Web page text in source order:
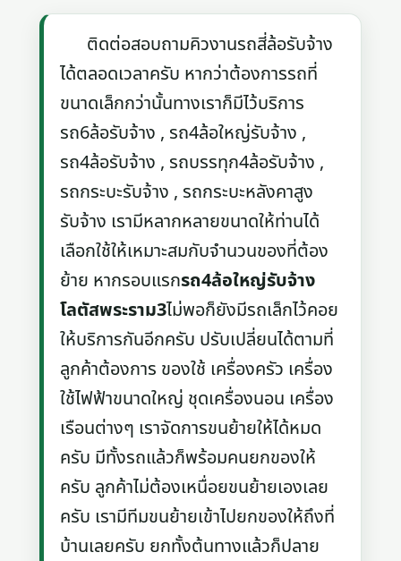
ติดต่อสอบถามคิวงานรถสี่ล้อรับจ้าง
ได้ตลอดเวลาครับ หากว่าต้องการรถที่
ขนาดเล็กกว่านั้นทางเราก็มีไว้บริการ
รถ6ล้อรับจ้าง , รถ4ล้อใหญ่รับจ้าง ,
รถ4ล้อรับจ้าง , รถบรรทุก4ล้อรับจ้าง ,
รถกระบะรับจ้าง , รถกระบะหลังคาสูง
รับจ้าง เรามีหลากหลายขนาดให้ท่านได้
เลือกใช้ให้เหมาะสมกับจำนวนของที่ต้อง
ย้าย หากรอบแรกรถ4ล้อใหญ่รับจ้าง
โลตัสพระราม3ไม่พอก็ยังมีรถเล็กไว้คอย
ให้บริการกันอีกครับ ปรับเปลี่ยนได้ตามที่
ลูกค้าต้องการ ของใช้ เครื่องครัว เครื่อง
ใช้ไฟฟ้าขนาดใหญ่ ชุดเครื่องนอน เครื่อง
เรือนต่างๆ เราจัดการขนย้ายให้ได้หมด
ครับ มีทั้งรถแล้วก็พร้อมคนยกของให้
ครับ ลูกค้าไม่ต้องเหนื่อยขนย้ายเองเลย
ครับ เรามีทีมขนย้ายเข้าไปยกของให้ถึงที่
บ้านเลยครับ ยกทั้งต้นทางแล้วก็ปลาย